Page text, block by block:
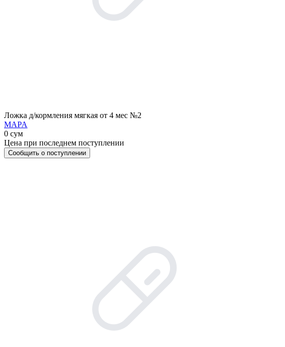
Ложка д/кормления мягкая от 4 мес №2
MAPA
0 сум
Цена при последнем поступлении
Сообщить о поступлении